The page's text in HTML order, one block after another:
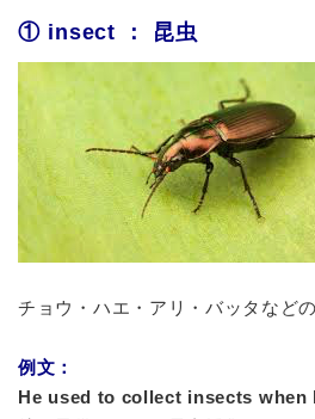
① insect ： 昆虫
チョウ・ハエ・アリ・バッタなど
例文：
He used to collect insects when